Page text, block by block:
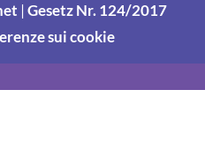
|Gesetz Nr. 124/2017
sui cookie